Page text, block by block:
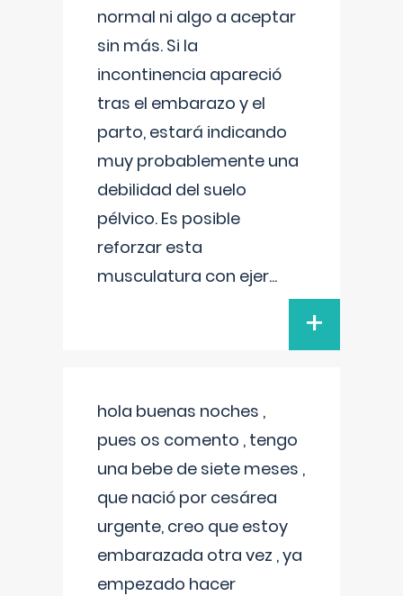
normal ni algo a aceptar
sin más. Si la
incontinencia apareció
tras el embarazo y el
parto, estará indicando
muy probablemente una
debilidad del suelo
pélvico. Es posible
reforzar esta
musculatura con ejer...
+
hola buenas noches ,
pues os comento , tengo
una bebe de siete meses ,
que nació por cesárea
urgente, creo que estoy
embarazada otra vez , ya
empezado hacer